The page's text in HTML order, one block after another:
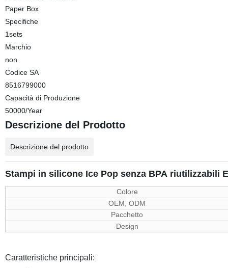
Paper Box
Specifiche
1sets
Marchio
non
Codice SA
8516799000
Capacità di Produzione
50000/Year
Descrizione del Prodotto
Descrizione del prodotto
Stampi in silicone Ice Pop senza BPA riutilizzabili
Colore
OEM, ODM
Pacchetto
Design
Caratteristiche principali: